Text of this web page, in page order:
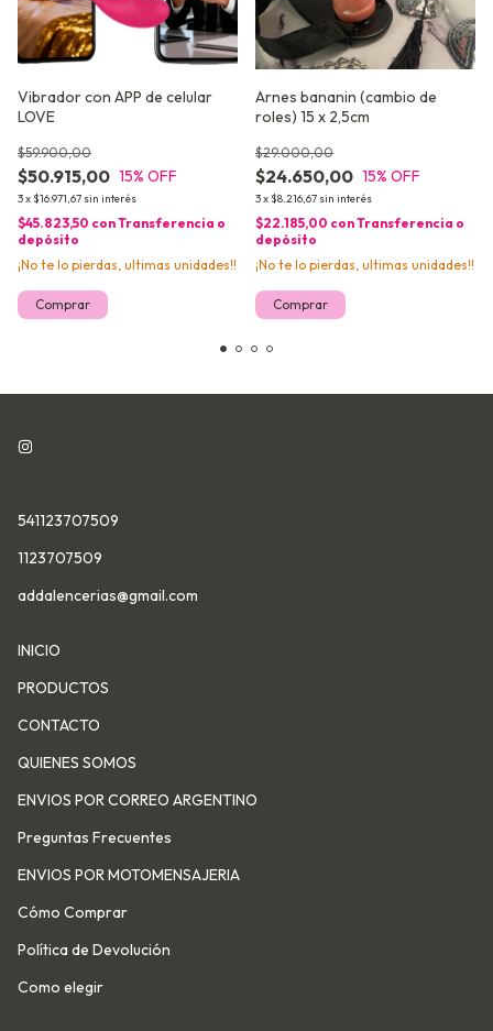
Vibrador con APP de celular
LOVE
$50.915,00
$59.900,00
15% OFF
3x $16.971,67 sin interés
$45.823,50 conTransferencia o
depósito
¡No te lo pierdas, ultimas unidades!!
Arnes bananin (cambio de
roles) 15 x 2,5cm
$24.650,00
$29.000,00
15% OFF
3x $8.216,67 sin interés
$22.185,00 conTransferencia o
depósito
¡No te lo pierdas, ultimas unidades!!
541123707509
1123707509
addalencerias@gmail.com
INICIO
PRODUCTOS
CONTACTO
QUIENES SOMOS
ENVIOS POR CORREO ARGENTINO
Preguntas Frecuentes
ENVIOS POR MOTOMENSAJERIA
Cómo Comprar
Política de Devolución
Como elegir